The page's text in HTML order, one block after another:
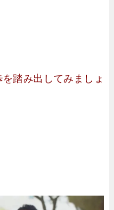
踏み出してみましょ